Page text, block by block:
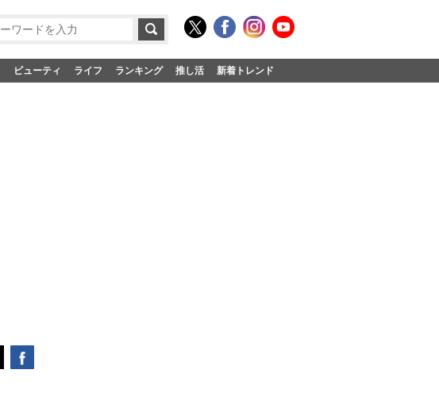
ビューティ ライフ ランキング 推し活 新着トレンド